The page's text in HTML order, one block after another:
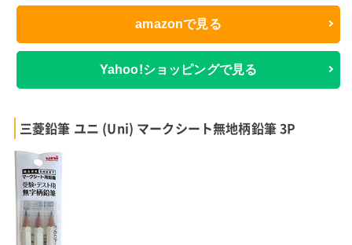
amazonで見る
Yahoo!ショッピングで見る
三菱鉛筆 ユニ (Uni) マークシート無地柄鉛筆 3P